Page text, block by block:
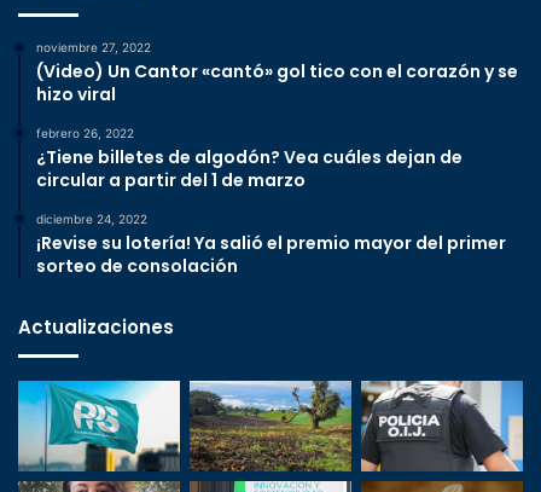
noviembre 27, 2022
(Video) Un Cantor «cantó» gol tico con el corazón y se
hizo viral
febrero 26, 2022
¿Tiene billetes de algodón? Vea cuáles dejan de
circular a partir del 1 de marzo
diciembre 24, 2022
¡Revise su lotería! Ya salió el premio mayor del primer
sorteo de consolación
Actualizaciones